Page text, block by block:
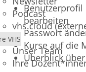
Podcast
vhs.cloud
VHS
Unser Team
Ihre
Benutzerprofil
bearbeiten
Passwort
Kurse auf die
Überblick